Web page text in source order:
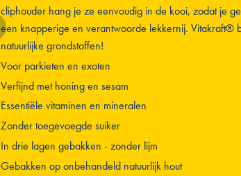
cliphouder hang je ze eenvoudig in de kooi, zodat je
een knapperige en verantwoorde lekkernij. Vitakraft®
natuurlijke grondstoffen!
Voor parkieten en exoten
Verfijnd met honing en sesam
Essentiële vitaminen en mineralen
Zonder toegevoegde suiker
In drie lagen gebakken - zonder lijm
Gebakken op onbehandeld natuurlijk hout